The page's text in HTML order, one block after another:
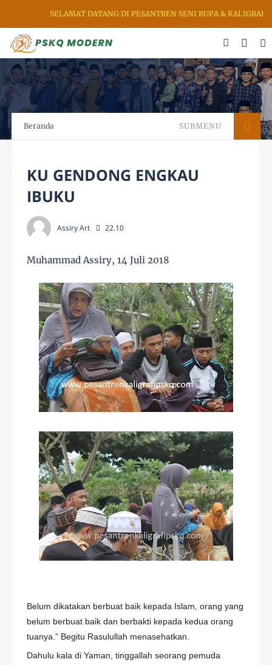
SELAMAT DATANG DI PESANTREN SENI RUPA & KALIGRAFI
Beranda SUBMENU
KU GENDONG ENGKAU
IBUKU
Assiry Art 22.10
Muhammad Assiry, 14 Juli 2018
Belum dikatakan berbuat baik kepada Islam, orang yang
belum berbuat baik dan berbakti kepada kedua orang
tuanya.” Begitu Rasulullah menasehatkan.
Dahulu kala di Yaman, tinggallah seorang pemuda